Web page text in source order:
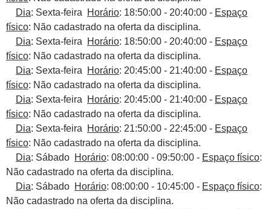
Dia: Sexta-feira Horário: 18:50:00 - 20:40:00 - Espaço
físico: Não cadastrado na oferta da disciplina.
Dia: Sexta-feira Horário: 18:50:00 - 20:40:00 - Espaço
físico: Não cadastrado na oferta da disciplina.
Dia: Sexta-feira Horário: 20:45:00 - 21:40:00 - Espaço
físico: Não cadastrado na oferta da disciplina.
Dia: Sexta-feira Horário: 20:45:00 - 21:40:00 - Espaço
físico: Não cadastrado na oferta da disciplina.
Dia: Sexta-feira Horário: 21:50:00 - 22:45:00 - Espaço
físico: Não cadastrado na oferta da disciplina.
Dia: Sábado Horário: 08:00:00 - 09:50:00 - Espaço físico:
Não cadastrado na oferta da disciplina.
Dia: Sábado Horário: 08:00:00 - 10:45:00 - Espaço físico:
Não cadastrado na oferta da disciplina.